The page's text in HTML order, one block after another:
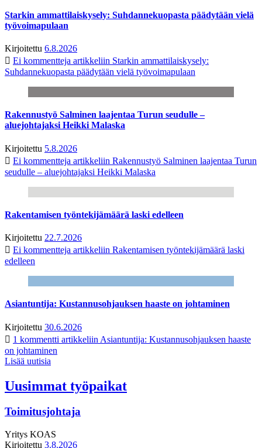
Starkin ammattilaiskysely: Suhdannekuopasta päädytään vielä
työvoimapulaan
Kirjoitettu 6.8.2026
Ei kommentteja artikkeliin Starkin ammattilaiskysely:
Suhdannekuopasta päädytään vielä työvoimapulaan
Rakennustyö Salminen laajentaa Turun seudulle –
aluejohtajaksi Heikki Malaska
Kirjoitettu 5.8.2026
Ei kommentteja artikkeliin Rakennustyö Salminen laajentaa Turun
seudulle – aluejohtajaksi Heikki Malaska
Rakentamisen työntekijämäärä laski edelleen
Kirjoitettu 22.7.2026
Ei kommentteja artikkeliin Rakentamisen työntekijämäärä laski
edelleen
Asiantuntija: Kustannusohjauksen haaste on johtaminen
Kirjoitettu 30.6.2026
1 kommentti artikkeliin Asiantuntija: Kustannusohjauksen haaste
on johtaminen
Lisää uutisia
Uusimmat työpaikat
Toimitusjohtaja
Yritys KOAS
Kirjoitettu 3.8.2026